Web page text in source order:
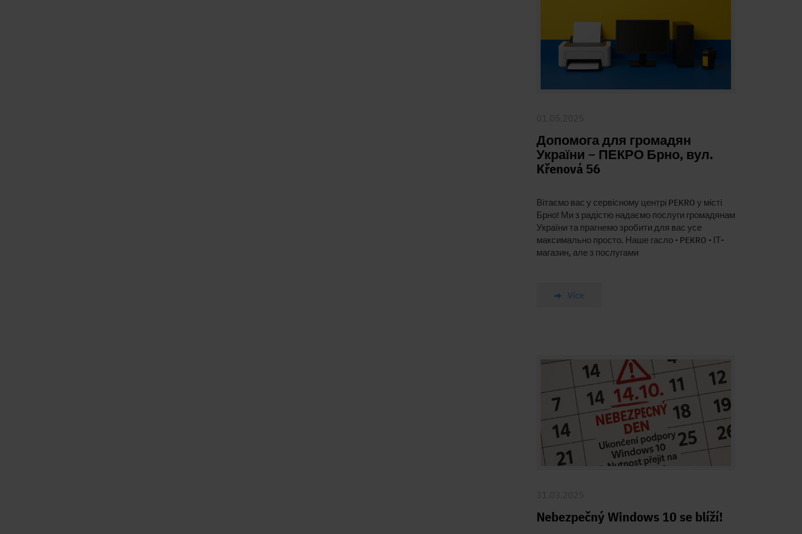
Допомога для громадян
України – ПЕКРО Брно, вул.
Křenová 56
Вітаємо вас у сервісному центрі PEKRO у місті
Брно! Ми з радістю надаємо послуги громадянам
України та прагнемо зробити для вас усе
максимально просто. Наше гасло - PEKRO - ІТ-
магазин, але з послугами
Více
Nebezpečný Windows 10 se blíží!